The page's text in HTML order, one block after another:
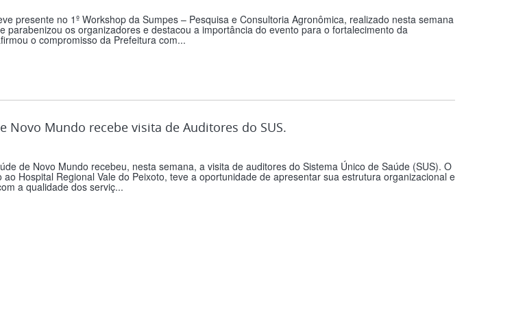
presente no 1º Workshop da Sumpes – Pesquisa e Consultoria Agronômica, realizado nesta semana
parabenizou os organizadores e destacou a importância do evento para o fortalecimento da
o compromisso da Prefeitura com...
Novo Mundo recebe visita de Auditores do SUS.
de Novo Mundo recebeu, nesta semana, a visita de auditores do Sistema Único de Saúde (SUS). O
Hospital Regional Vale do Peixoto, teve a oportunidade de apresentar sua estrutura organizacional e
a qualidade dos serviç...